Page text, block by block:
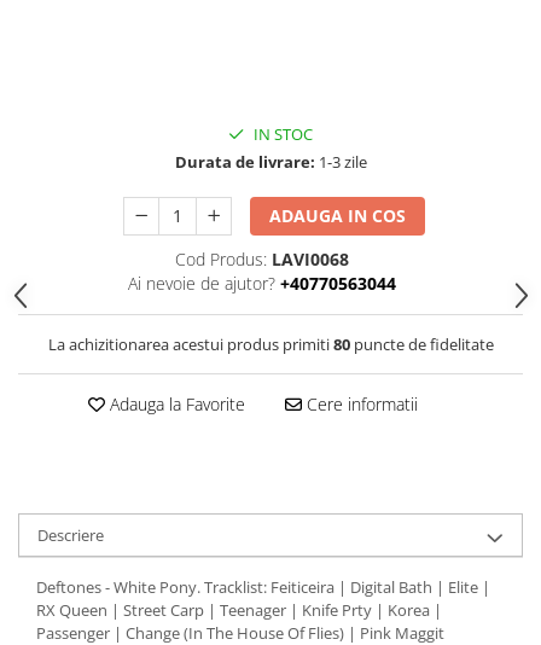
IN STOC
Durata de livrare: 1-3 zile
ADAUGA IN COS
Cod Produs: LAVI0068
Ai nevoie de ajutor? +40770563044
La achizitionarea acestui produs primiti80puncte de fidelitate
Adauga la Favorite Cere informatii
Descriere
Deftones - White Pony. Tracklist: Feiticeira | Digital Bath | Elite |
RX Queen | Street Carp | Teenager | Knife Prty | Korea |
Passenger | Change (In The House Of Flies) | Pink Maggit